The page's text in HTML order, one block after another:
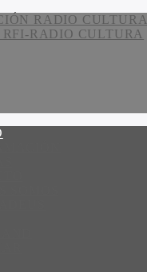
RADIO CULTURA
RFI-RADIO CULTURA